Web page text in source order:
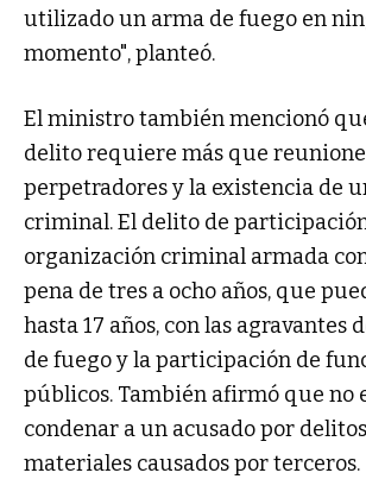
utilizado un arma de fuego en
momento", planteó.
El ministro también mencionó
delito requiere más que
perpetradores y la existencia de
criminal. El delito de
organización criminal armada
pena de tres a ocho años, que
hasta 17 años, con las agravantes
de fuego y la participación de
públicos. También afirmó que no
condenar a un acusado por
materiales causados por terceros.